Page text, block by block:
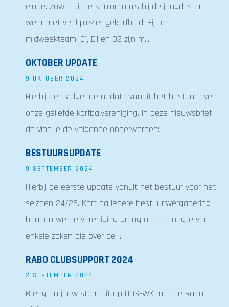
einde. Zowel bij de senioren als bij de jeugd is er
weer met veel plezier gekorfbald. Bij het
midweekteam, E1, D1 en D2 zijn m...
OKTOBER UPDATE
9 OKTOBER 2024
Hierbij een volgende update vanuit het bestuur over
onze geliefde korfbalvereniging. In deze nieuwsbrief
de vind je de volgende onderwerpen:
BESTUURSUPDATE
9 SEPTEMBER 2024
Hierbij de eerste update vanuit het bestuur voor het
seizoen 24/25. Kort na iedere bestuursvergadering
houden we de vereniging graag op de hoogte van
enkele zaken die over de ...
RABO CLUBSUPPORT 2024
2 SEPTEMBER 2024
Breng nu jouw stem uit op DOS-WK met de Rabo